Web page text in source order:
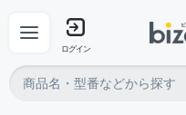
ログイン